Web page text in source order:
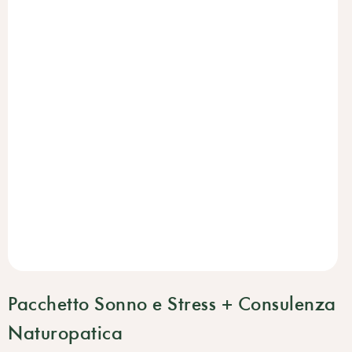
Pacchetto Sonno e Stress + Consulenza
Naturopatica